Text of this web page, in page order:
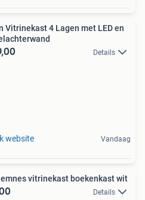
Vitrinekast 4 Lagen met LED en
Details
website Vandaag
vitrinekast boekenkast wit
Details